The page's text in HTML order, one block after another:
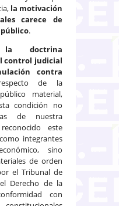
la motivación
carece de
.
la doctrina
control judicial
contra
de la
material,
condición no
de nuestra
este
integrantes
sino
de orden
el Tribunal de
Derecho de la
con